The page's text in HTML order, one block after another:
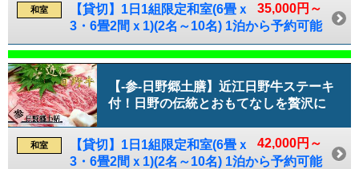
35,000円～
和室
【貸切】1日1組限定和室(6畳ｘ
3・6畳2間ｘ1)(2名～10名) 1泊から予約可能
【-参-日野郷土膳】近江日野牛ステーキ
付！日野の伝統とおもてなしを贅沢に
42,000円～
和室
【貸切】1日1組限定和室(6畳ｘ
3・6畳2間ｘ1)(2名～10名) 1泊から予約可能